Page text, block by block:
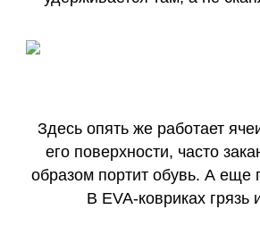
Здесь опять же работает
его поверхности, часто
образом портит обувь. А еще
В EVA-ковриках